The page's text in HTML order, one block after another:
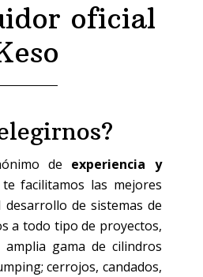
oficial
de experiencia y
facilitamos las mejores
de sistemas de
a todo tipo de proyectos,
gama de cilindros
cerrojos, candados,